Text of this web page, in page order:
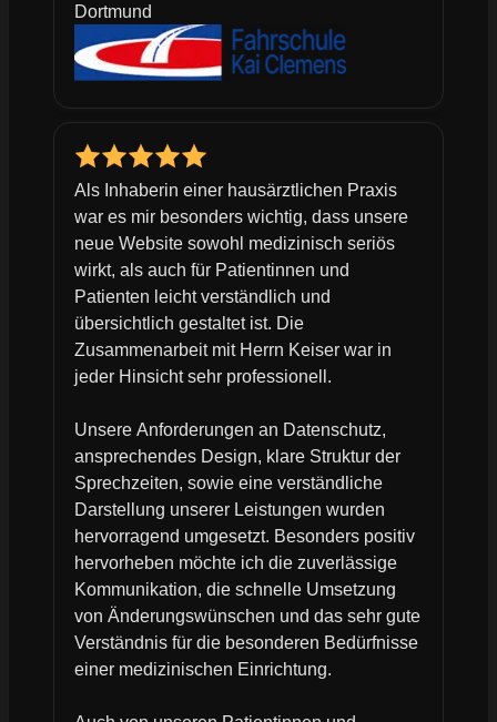
Dortmund
Als Inhaberin einer hausärztlichen Praxis
war es mir besonders wichtig, dass unsere
neue Website sowohl medizinisch seriös
wirkt, als auch für Patientinnen und
Patienten leicht verständlich und
übersichtlich gestaltet ist. Die
Zusammenarbeit mit Herrn Keiser war in
jeder Hinsicht sehr professionell.
Unsere Anforderungen an Datenschutz,
ansprechendes Design, klare Struktur der
Sprechzeiten, sowie eine verständliche
Darstellung unserer Leistungen wurden
hervorragend umgesetzt. Besonders positiv
hervorheben möchte ich die zuverlässige
Kommunikation, die schnelle Umsetzung
von Änderungswünschen und das sehr gute
Verständnis für die besonderen Bedürfnisse
einer medizinischen Einrichtung.